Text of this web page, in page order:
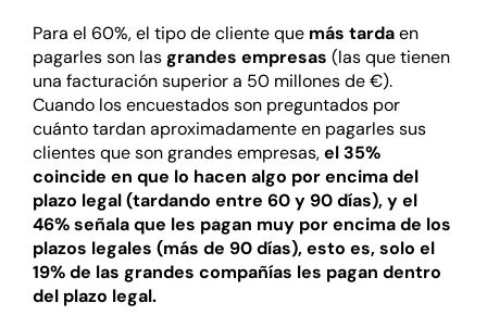
Para el 60%, el tipo de cliente que más tardaen
pagarles son lasgrandes empresas (las que tienen
una facturación superior a 50 millones de €).
Cuando los encuestados son preguntados por
cuánto tardan aproximadamente en pagarles sus
clientes que son grandes empresas,el 35%
coincide en que lo hacen algo por encima del
plazo legal (tardando entre 60 y 90 días), y el
46% señala que les pagan muy por encima de los
plazos legales (más de 90 días), esto es, solo el
19% de las grandes compañías les pagan dentro
del plazo legal.